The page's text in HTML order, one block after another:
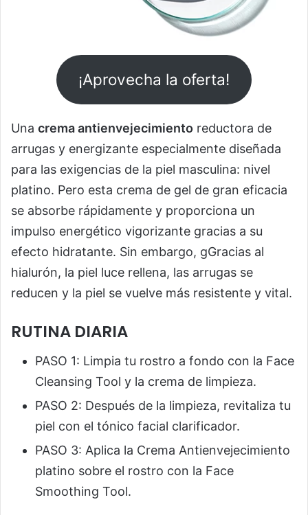
¡Aprovecha la oferta!
Una crema antienvejecimiento reductora de
arrugas y energizante especialmente diseñada
para las exigencias de la piel masculina: nivel
platino. Pero esta crema de gel de gran eficacia
se absorbe rápidamente y proporciona un
impulso energético vigorizante gracias a su
efecto hidratante. Sin embargo, gGracias al
hialurón, la piel luce rellena, las arrugas se
reducen y la piel se vuelve más resistente y vital.
RUTINA DIARIA
PASO 1: Limpia tu rostro a fondo con la Face
Cleansing Tool y la crema de limpieza.
PASO 2: Después de la limpieza, revitaliza tu
piel con el tónico facial clarificador.
PASO 3: Aplica la Crema Antienvejecimiento
platino sobre el rostro con la Face
Smoothing Tool.